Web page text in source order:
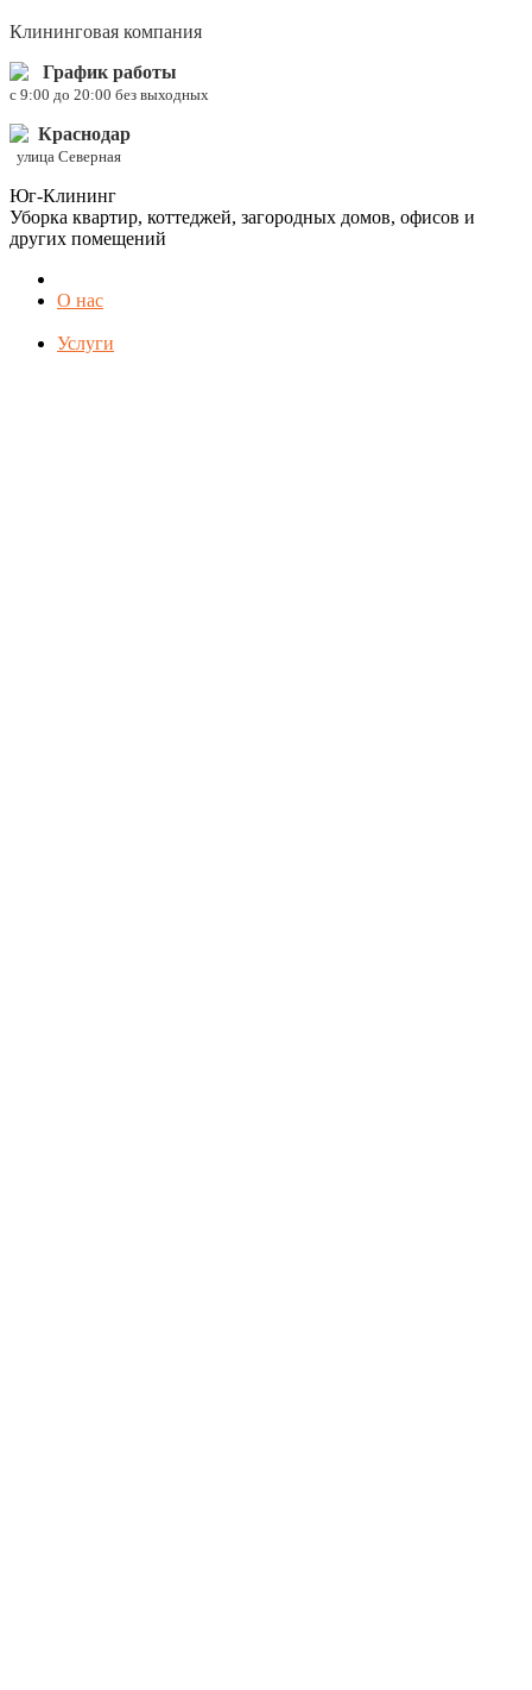
Клининговая компания
График работы
c 9:00 до 20:00 без выходных
Краснодар
улица Северная
Юг-Клининг
Уборка квартир, коттеджей, загородных домов, офисов и
других помещений
О нас
Услуги